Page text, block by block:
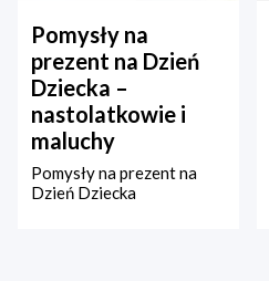
Pomysły na
prezent na Dzień
Dziecka –
nastolatkowie i
maluchy
Pomysły na prezent na
Dzień Dziecka